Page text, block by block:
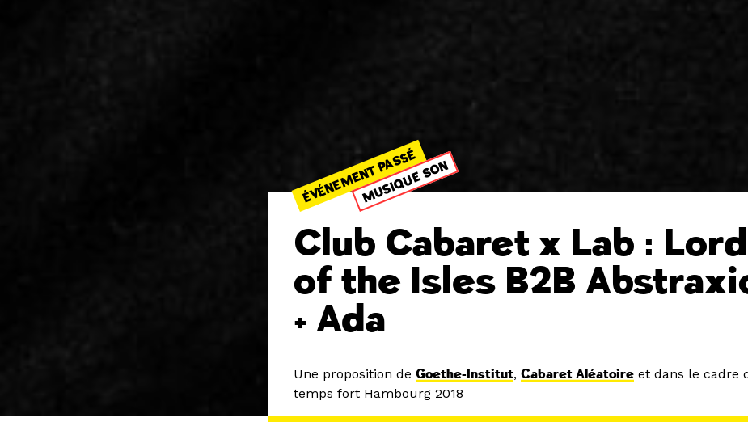
ÉVÉNEMENT PASSÉ
MUSIQUE SON
Club Cabaret x Lab : Lord
of the Isles B2B
+ Ada
Une proposition deGoethe-Institut,Cabaret Aléatoire et dans le cadre
temps fort Hambourg 2018